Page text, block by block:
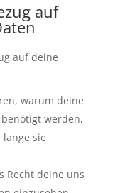
auf
auf deine
warum deine
werden,
sie
Recht deine uns